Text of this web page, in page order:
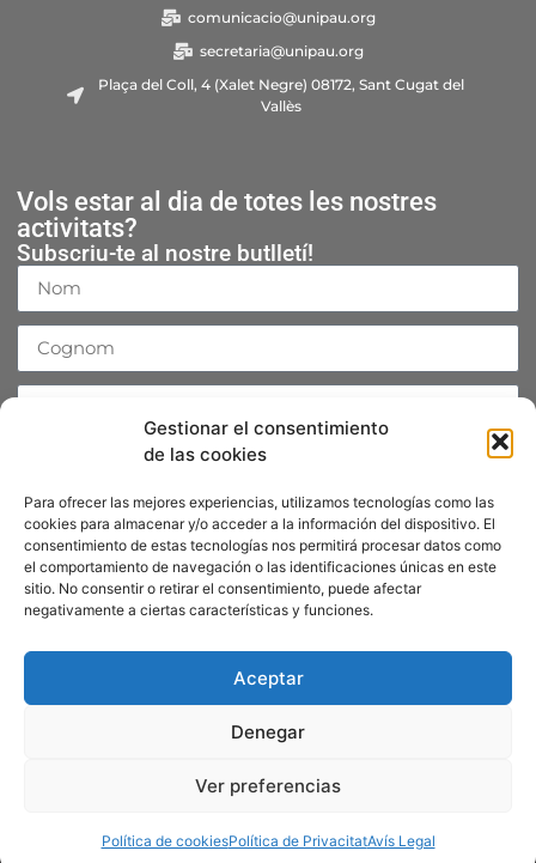
Gestionar el consentimiento
de las cookies
Para ofrecer las mejores experiencias, utilizamos tecnologías como las
cookies para almacenar y/o acceder a la información del dispositivo. El
consentimiento de estas tecnologías nos permitirá procesar datos como
el comportamiento de navegación o las identificaciones únicas en este
sitio. No consentir o retirar el consentimiento, puede afectar
negativamente a ciertas características y funciones.
Aceptar
Denegar
Ver preferencias
Política de cookiesPolítica de PrivacitatAvís Legal
comunicacio@unipau.org
secretaria@unipau.org
Plaça del Coll, 4 (Xalet Negre) 08172, Sant Cugat del
Vallès
Vols estar al dia de totes les nostres
activitats?
Subscriu-te al nostre butlletí!
Política de Privacitat
Enviar
Segueix-nos
Instagram
YouTube
Facebook
Política de privacitatAvís legalPolítica de cookies